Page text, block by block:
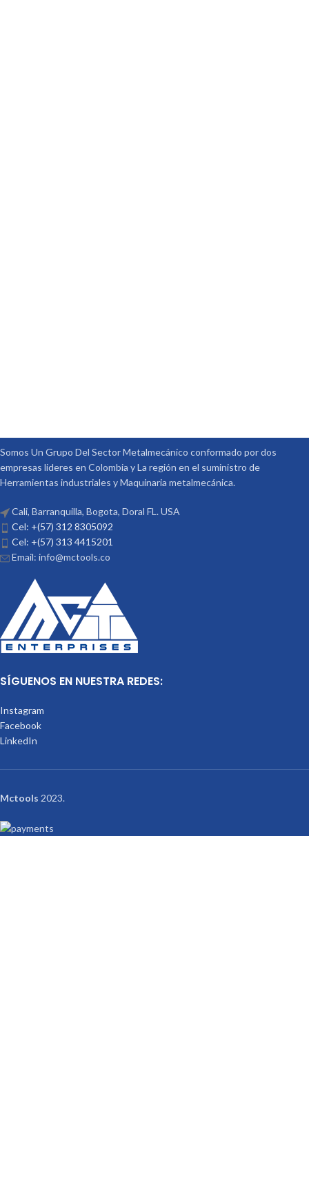
Somos Un Grupo Del Sector Metalmecánico conformado por dos
empresas lideres en Colombia y La región en el suministro de
Herramientas industriales y Maquinaria metalmecánica.
Cali, Barranquilla, Bogota, Doral FL. USA
Cel: +(57) 312 8305092
Cel: +(57) 313 4415201
Email: info@mctools.co
SÍGUENOS EN NUESTRA REDES:
Instagram
Facebook
LinkedIn
Mctools 2023.